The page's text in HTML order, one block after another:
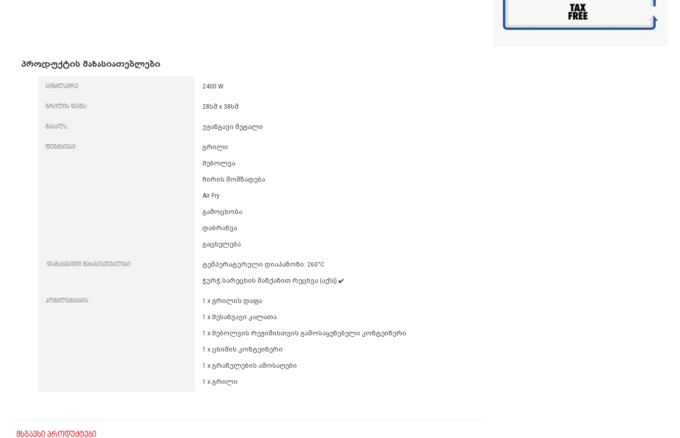
პროდუქტის მახასიათებლები
სიმძლავრე : 2400 W
გრილის დაფა: 28სმ x 38სმ
მასალა : უჟანგავი მეტალი
ფუნქციები : გრილი
შებოლვა
ჩირის მომზადება
Air Fry
გამოცხობა
დაბრაწვა
გაცხელება
დამატებითი მახასიათებლები: ტემპერატურული დიაპაზონი: 260°C
ჭურჭ.სარეცხის მანქანით რეცხვა (აქს|) ✔️
კომპლექტაცია : 1 x გრილის დაფა
1 x შესაწვავი კალათა
1 x შებოლვის რეჟიმისთვის გამოსაყენებელი კონტეინერი
1 x ცხიმის კონტეინერი
1 x გრანულების ამოსაღები
1 x გრილი
მსგავსი პროდუქტები